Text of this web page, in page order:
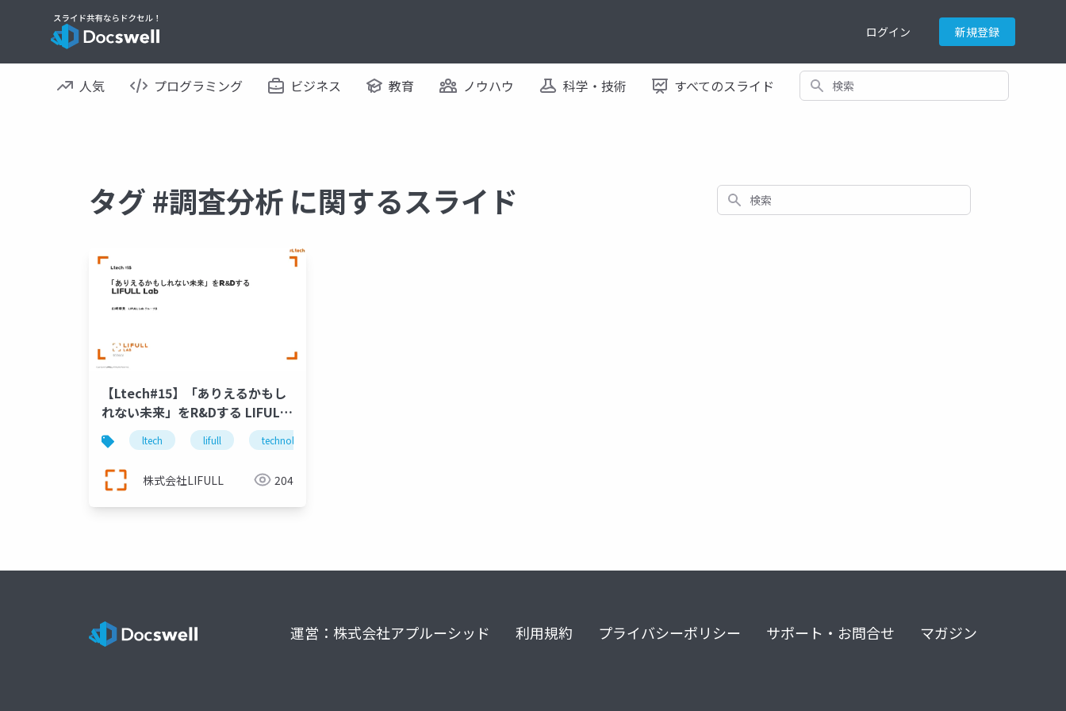
ログイン 新規登録
人気 プログラミング ビジネス 教育 ノウハウ 科学・技術 すべてのスライド 検索
タグ #調査分析 に関するスライド 検索
【Ltech#15】「ありえるかもし
れない未来」をR&Dする LIFULL
Lab
ltech lifull technology
株式会社LIFULL 204
運営：株式会社アプルーシッド 利用規約 プライバシーポリシー サポート・お問合せ マガジン